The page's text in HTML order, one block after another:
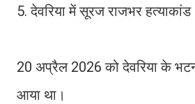
5. देवरिया में सूरज राजभर हत्याकांड
20 अप्रैल 2026 को देवरिया के
आया था।